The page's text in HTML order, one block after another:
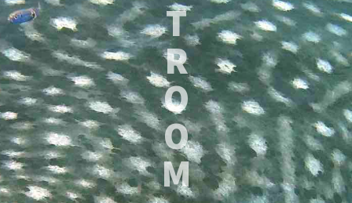
T
R
O
O
M